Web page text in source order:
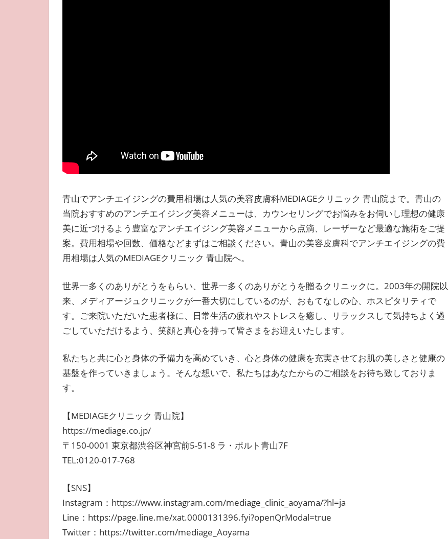
青山でアンチエイジングの費用相場は人気の美容皮膚科MEDIAGEクリニック 青山院まで。青山の
当院おすすめのアンチエイジング美容メニューは、カウンセリングでお悩みをお伺いし理想の健康
美に近づけるよう豊富なアンチエイジング美容メニューから点滴、レーザーなど最適な施術をご提
案。費用相場や回数、価格などまずはご相談ください。青山の美容皮膚科でアンチエイジングの費
用相場は人気のMEDIAGEクリニック 青山院へ。
世界一多くのありがとうをもらい、世界一多くのありがとうを贈るクリニックに。2003年の開院以
来、メディアージュクリニックが一番大切にしているのが、おもてなしの心、ホスピタリティで
す。ご来院いただいた患者様に、日常生活の疲れやストレスを癒し、リラックスして気持ちよく過
ごしていただけるよう、笑顔と真心を持って皆さまをお迎えいたします。
私たちと共に心と身体の予備力を高めていき、心と身体の健康を充実させてお肌の美しさと健康の
基盤を作っていきましょう。そんな想いで、私たちはあなたからのご相談をお待ち致しておりま
す。
【MEDIAGEクリニック 青山院】
https://mediage.co.jp/
〒150-0001 東京都渋谷区神宮前5-51-8 ラ・ポルト青山7F
TEL:0120-017-768
【SNS】
Instagram：https://www.instagram.com/mediage_clinic_aoyama/?hl=ja
Line：https://page.line.me/xat.0000131396.fyi?openQrModal=true
Twitter：https://twitter.com/mediage_Aoyama